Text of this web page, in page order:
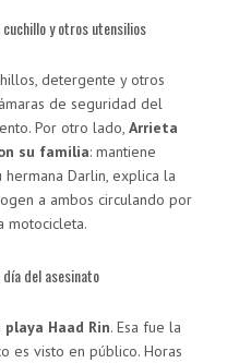
y otros utensilios
detergente y otros
de seguridad del
Por otro lado, Arrieta
su familia: mantiene
hermana Darlin, explica la
a ambos circulando por
motocicleta.
del asesinato
Haad Rin. Esa fue la
es visto en público. Horas